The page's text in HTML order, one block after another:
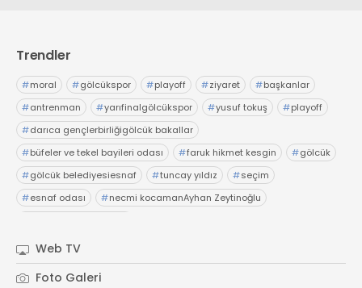
Trendler
#moral #gölcükspor #playoff #ziyaret #başkanlar
#antrenman #yarıfinalgölcükspor #yusuf tokuş #playoff
#darıca gençlerbirliğigölcük bakallar
#büfeler ve tekel bayileri odası #faruk hikmet kesgin #gölcük
#gölcük belediyesiesnaf #tuncay yıldız #seçim
#esnaf odası #necmi kocamanAyhan Zeytinoğlu
Web TV
Foto Galeri